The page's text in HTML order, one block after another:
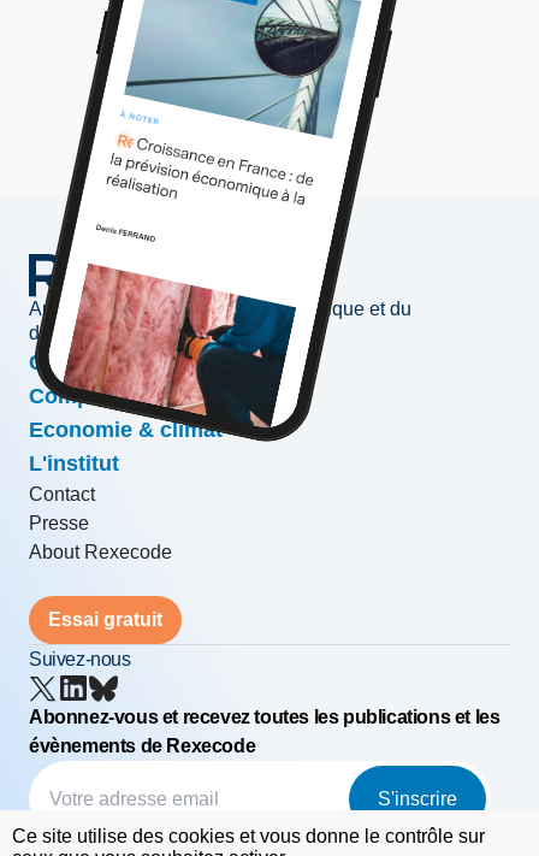
Au service de l'information économique et du
développement des entreprises
Conjoncture & prévisions
Compétitivité & croissance
Economie & climat
L'institut
Contact
Presse
About Rexecode
Essai gratuit
Suivez-nous
Abonnez-vous et recevez toutes les publications et les
évènements de Rexecode
S'inscrire
© Rexecode
Ce site utilise des cookies et vous donne le contrôle sur